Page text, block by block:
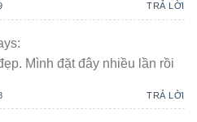
TRẢ LỜI
Mình đặt đây nhiều lần rồi
TRẢ LỜI